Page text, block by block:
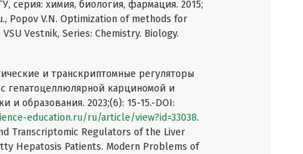
серия: химия, биология, фармация. 2015;
Popov V.N. Optimization of methods for
Vestnik, Series: Chemistry. Biology.
и транскриптомные регуляторы
гепатоцеллюлярной карциномой и
образования. 2023;(6): 15-15.-DOI:
education.ru/ru/article/view?id=33038.
Transcriptomic Regulators of the Liver
Hepatosis Patients. Modern Problems of